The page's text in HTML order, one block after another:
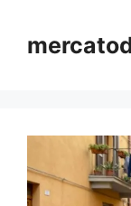
contenuto